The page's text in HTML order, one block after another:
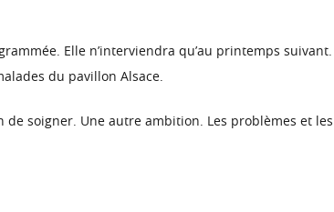
Elle n’interviendra qu’au printemps
du pavillon Alsace.
soigner. Une autre ambition. Les problèmes et